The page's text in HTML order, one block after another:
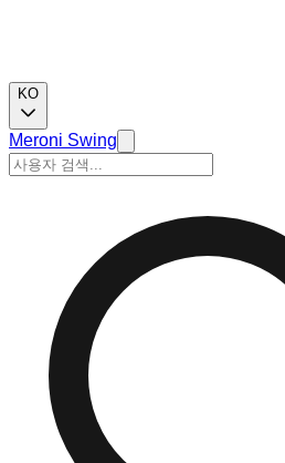
KO
Meroni Swing